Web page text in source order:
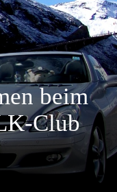
beim
Club